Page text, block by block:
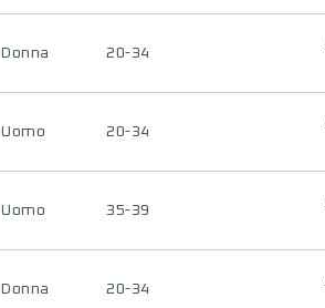
Donna 20-34
Uomo 20-34
Uomo 35-39
Donna 20-34